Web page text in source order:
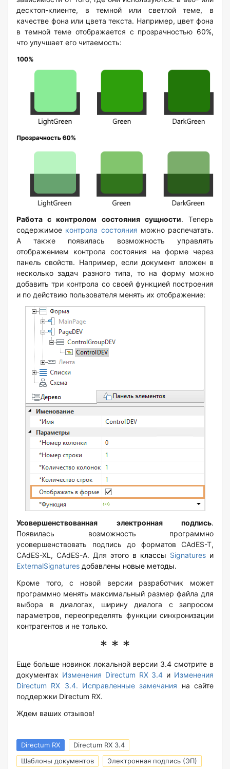
десктоп-клиенте, в темной или светлой теме, в
качестве фона или цвета текста. Например, цвет фона
в темной теме отображается с прозрачностью 60%,
что улучшает его читаемость:
Работа с контролом состояния сущности. Теперь
содержимое контрола состояния можно распечатать.
А также появилась возможность управлять
отображением контрола состояния на форме через
панель свойств. Например, если документ вложен в
несколько задач разного типа, то на форму можно
добавить три контрола со своей функцией построения
и по действию пользователя менять их отображение:
Усовершенствованная электронная подпись.
Появилась возможность программно
усовершенствовать подпись до форматов CAdES-T,
CAdES-XL, CAdES-A. Для этого в классы Signatures и
ExternalSignatures добавлены новые методы.
Кроме того, с новой версии разработчик может
программно менять максимальный размер файла для
выбора в диалогах, ширину диалога с запросом
параметров, переопределять функции синхронизации
контрагентов и не только.
* * *
Еще больше новинок локальной версии 3.4 смотрите в
документах Изменения Directum RX 3.4 и Изменения
Directum RX 3.4. Исправленные замечания на сайте
поддержки Directum RX.
Ждем ваших отзывов!
Directum RX
Directum RX 3.4
Шаблоны документов
Электронная подпись (ЭП)